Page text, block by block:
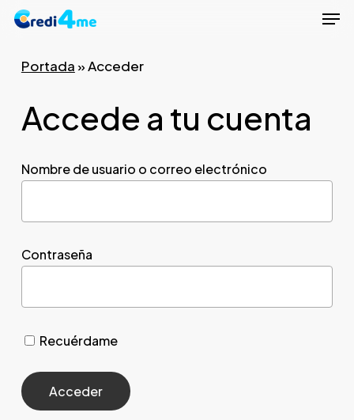
Skip
mainPortada»Acceder
Accede a tu cuenta
Nombre de usuario o correo electrónico
Contraseña
Recuérdame